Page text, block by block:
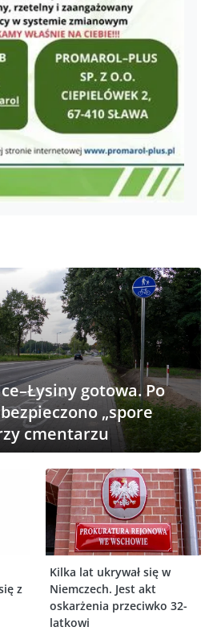
gotowa. Po
„spore
cmentarzu
z
Kilka lat ukrywał się w
Niemczech. Jest akt
oskarżenia przeciwko 32-
latkowi